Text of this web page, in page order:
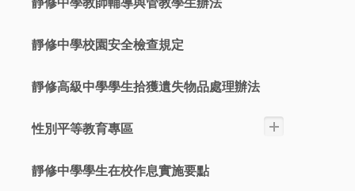
靜修中學教師輔導與管教學生辦法
靜修中學校園安全檢查規定
靜修高級中學學生拾獲遺失物品處理辦法
性別平等教育專區
靜修中學學生在校作息實施要點